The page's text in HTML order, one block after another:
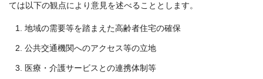
ては以下の観点により意見を述べることとします。
地域の需要等を踏まえた高齢者住宅の確保
公共交通機関へのアクセス等の立地
医療・介護サービスとの連携体制等